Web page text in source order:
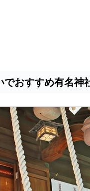
おすすめ有名神